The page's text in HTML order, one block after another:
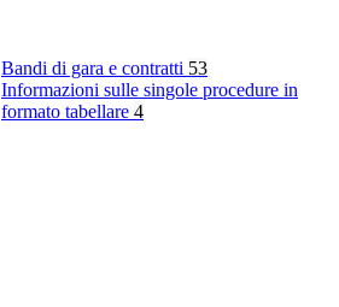
Bandi di gara e contratti 53
Informazioni sulle singole procedure in
formato tabellare 4